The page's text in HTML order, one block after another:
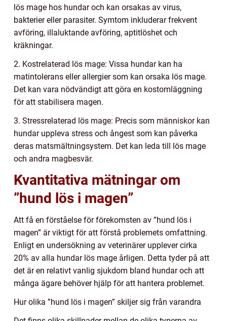
lös mage hos hundar och kan orsakas av virus,
bakterier eller parasiter. Symtom inkluderar frekvent
avföring, illaluktande avföring, aptitlöshet och
kräkningar.
2. Kostrelaterad lös mage: Vissa hundar kan ha
matintolerans eller allergier som kan orsaka lös mage.
Det kan vara nödvändigt att göra en kostomläggning
för att stabilisera magen.
3. Stressrelaterad lös mage: Precis som människor kan
hundar uppleva stress och ångest som kan påverka
deras matsmältningsystem. Det kan leda till lös mage
och andra magbesvär.
Kvantitativa mätningar om
”hund lös i magen”
Att få en förståelse för förekomsten av ”hund lös i
magen” är viktigt för att förstå problemets omfattning.
Enligt en undersökning av veterinärer upplever cirka
20% av alla hundar lös mage årligen. Detta tyder på att
det är en relativt vanlig sjukdom bland hundar och att
många ägare behöver hjälp för att hantera problemet.
Hur olika ”hund lös i magen” skiljer sig från varandra